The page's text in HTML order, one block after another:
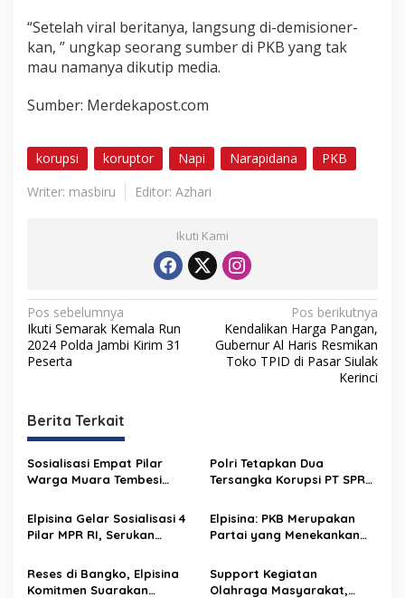
“Setelah viral beritanya, langsung di-demisioner-
kan, ” ungkap seorang sumber di PKB yang tak
mau namanya dikutip media.
Sumber: Merdekapost.com
korupsi koruptor Napi Narapidana
PKB
Writer: masbiru
Editor: Azhari
Ikuti Kami
N
a
v
g
a
s
i
p
o
s
Pos sebelumnya
Ikuti Semarak Kemala Run
2024 Polda Jambi Kirim 31
Peserta
Pos berikutnya
Kendalikan Harga Pangan,
Gubernur Al Haris Resmikan
Toko TPID di Pasar Siulak
Kerinci
Berita Terkait
Sosialisasi Empat Pilar
Warga Muara Tembesi
Aktif Warga Untuk
Kemandirian Desa
Polri Tetapkan Dua
Tersangka Korupsi PT SPR
Rp33 M
Elpisina Gelar Sosialisasi 4
Pilar MPR RI, Serukan
dan Keberagaman
Elpisina: PKB Merupakan
Partai yang Menekankan
Identitas
Reses di Bangko, Elpisina
Komitmen Suarakan
Support Kegiatan
Olahraga Masyarakat,